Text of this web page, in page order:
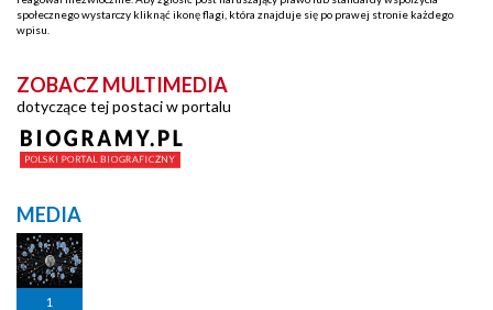
społecznego wystarczy kliknąć ikonę flagi, która znajduje się po prawej stronie każdego
wpisu.
ZOBACZ MULTIMEDIA
dotyczące tej postaci w portalu
MEDIA
1